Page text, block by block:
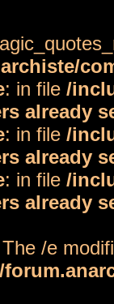
: in file /
already
: in file /
already
: in file /
already
/e